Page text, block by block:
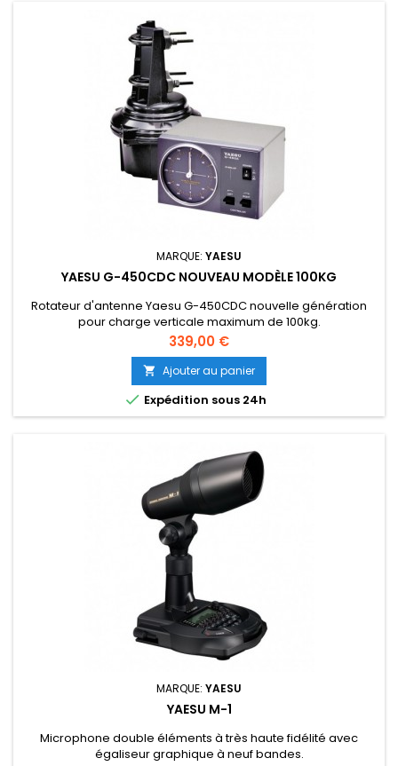
MARQUE: YAESU
YAESU G-450CDC NOUVEAU MODÈLE 100KG
Rotateur d'antenne Yaesu G-450CDC nouvelle génération
pour charge verticale maximum de 100kg.
Prix
339,00 €
 Ajouter au panier
 Expédition sous 24h
MARQUE: YAESU
YAESU M-1
Microphone double éléments à très haute fidélité avec
égaliseur graphique à neuf bandes.